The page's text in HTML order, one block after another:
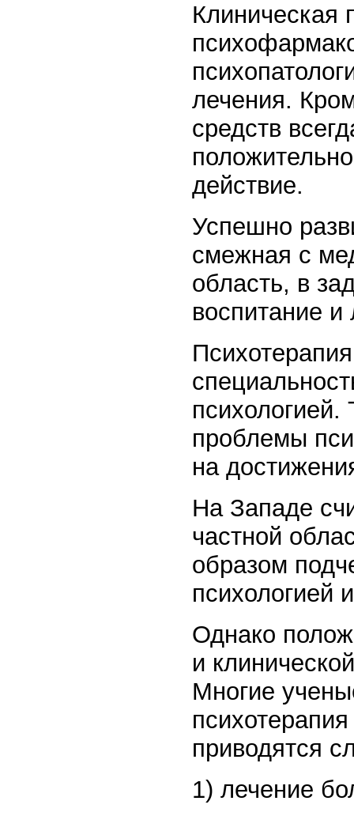
Клиническая
лечения.
средств
действие.
Успешно
смежная с
область, в
воспитание
психологией.
проблемы
на
На Западе
частной
образом
психологией
Однако
и
Многие
приводятся
1) лечение